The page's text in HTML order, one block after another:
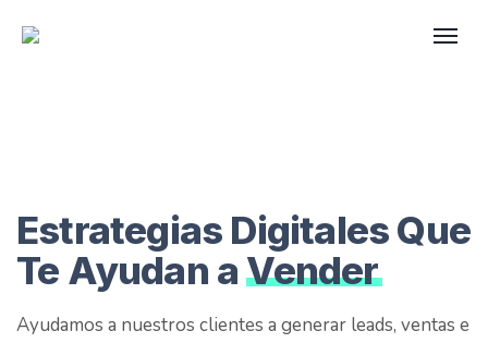
Estrategias Digitales Que
Te Ayudan aVender
Ayudamos a nuestros clientes a generar leads, ventas e